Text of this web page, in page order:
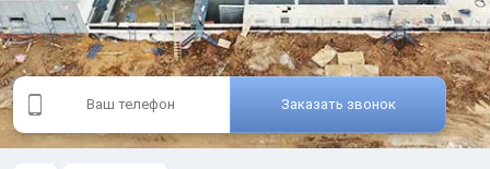
Заказать звонок